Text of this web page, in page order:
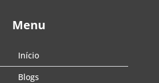
Menu
Início
Blogs